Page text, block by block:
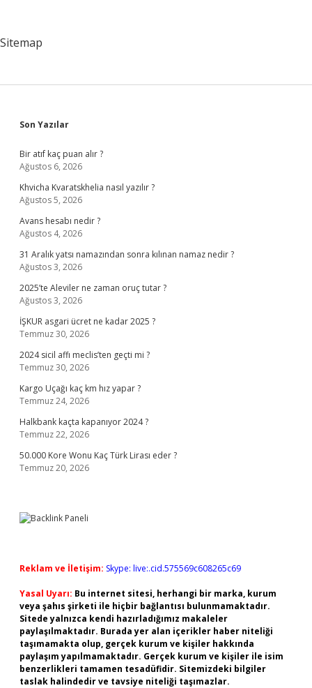
Sitemap
Sidebar
Son Yazılar
Bir atıf kaç puan alır ?
Ağustos 6, 2026
Khvicha Kvaratskhelia nasıl yazılır ?
Ağustos 5, 2026
Avans hesabı nedir ?
Ağustos 4, 2026
31 Aralık yatsı namazından sonra kılınan namaz nedir ?
Ağustos 3, 2026
2025’te Aleviler ne zaman oruç tutar ?
Ağustos 3, 2026
İŞKUR asgari ücret ne kadar 2025 ?
Temmuz 30, 2026
2024 sicil affı meclis’ten geçti mi ?
Temmuz 30, 2026
Kargo Uçağı kaç km hız yapar ?
Temmuz 24, 2026
Halkbank kaçta kapanıyor 2024 ?
Temmuz 22, 2026
50.000 Kore Wonu Kaç Türk Lirası eder ?
Temmuz 20, 2026
Reklam ve İletişim: Skype: live:.cid.575569c608265c69
Yasal Uyarı: Bu internet sitesi, herhangi bir marka, kurum
veya şahıs şirketi ile hiçbir bağlantısı bulunmamaktadır.
Sitede yalnızca kendi hazırladığımız makaleler
paylaşılmaktadır. Burada yer alan içerikler haber niteliği
taşımamakta olup, gerçek kurum ve kişiler hakkında
paylaşım yapılmamaktadır. Gerçek kurum ve kişiler ile isim
benzerlikleri tamamen tesadüfidir. Sitemizdeki bilgiler
taslak halindedir ve tavsiye niteliği taşımazlar.